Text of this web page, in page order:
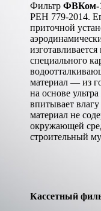
Фильтр ФВКом-
РЕН 779-2014.
приточной
специального
материал — из
на основе
впитывает
материал не
окружающей
строительный
Кассетный